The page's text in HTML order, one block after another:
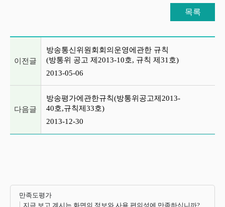
목록
이전글
방송통신위원회회의운영에관한 규칙
(방통위 공고 제2013-10호, 규칙 제31호)
2013-05-06
다음글
방송평가에관한규칙(방통위공고제2013-
40호,규칙제33호)
2013-12-30
만족도평가
지금 보고 계시는 화면의 정보와 사용 편의성에 만족하십니까?